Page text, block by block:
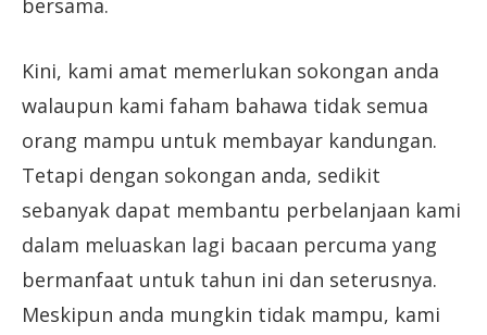
bersama.
Kini, kami amat memerlukan sokongan anda
walaupun kami faham bahawa tidak semua
orang mampu untuk membayar kandungan.
Tetapi dengan sokongan anda, sedikit
sebanyak dapat membantu perbelanjaan kami
dalam meluaskan lagi bacaan percuma yang
bermanfaat untuk tahun ini dan seterusnya.
Meskipun anda mungkin tidak mampu, kami